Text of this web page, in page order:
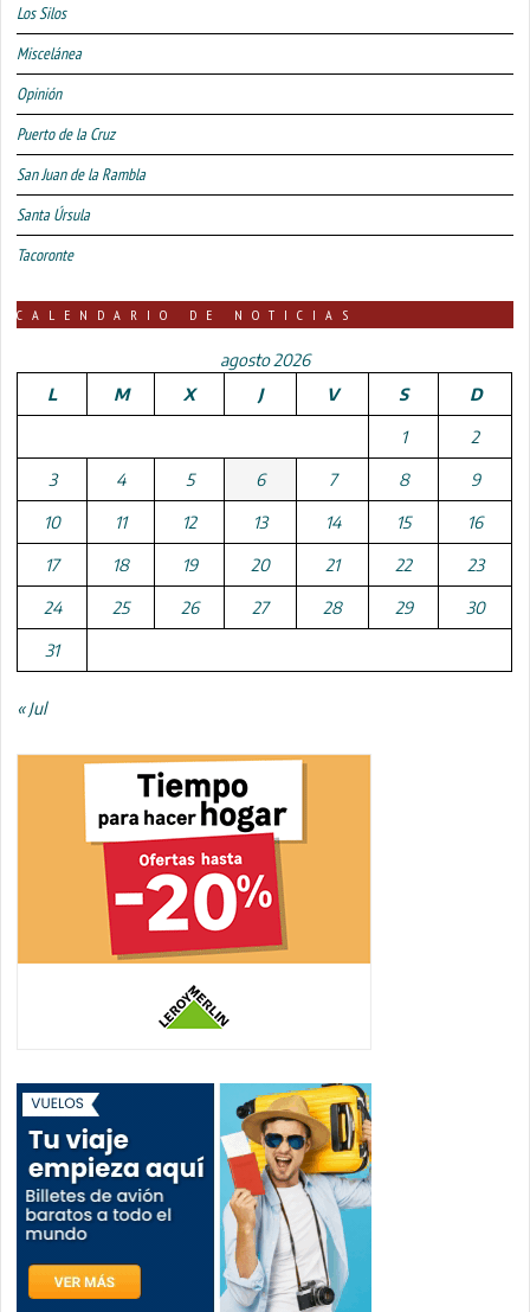
Los Silos
Miscelánea
Opinión
Puerto de la Cruz
San Juan de la Rambla
Santa Úrsula
Tacoronte
CALENDARIO DE NOTICIAS
agosto 2026
L
M X J V S D
1 2
3 4 5 6 7 8 9
10 11 12 13 14 15 16
17 18 19 20 21 22 23
24 25 26 27 28 29 30
31
« Jul